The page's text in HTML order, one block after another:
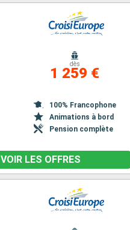
dès
1 259 €
100% Francophone
Animations à bord
Pension complète
VOIR LES OFFRES